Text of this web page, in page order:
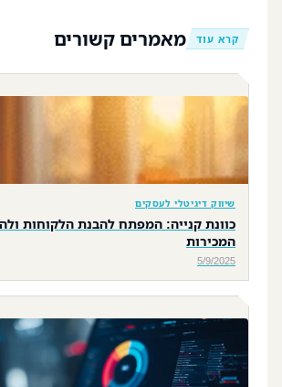
קרא עוד מאמרים קשורים
שיווק דיגיטלי לעסקים
כוונת קנייה: המפתח להבנת הלקוחות
המכירות
5/9/2025